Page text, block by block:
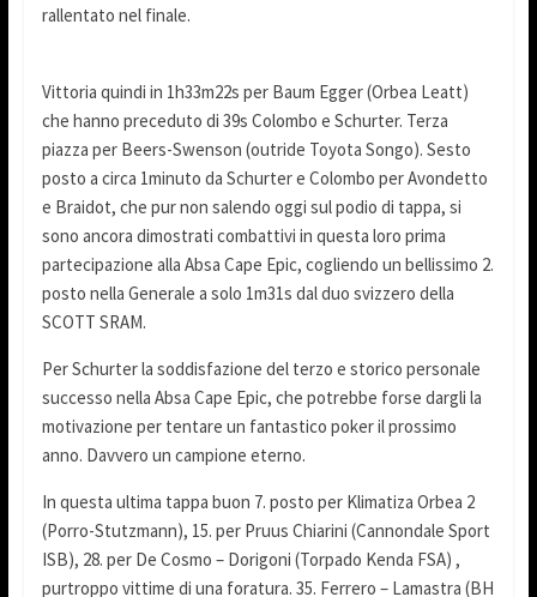
rallentato nel finale.
Vittoria quindi in 1h33m22s per Baum Egger (Orbea Leatt)
che hanno preceduto di 39s Colombo e Schurter. Terza
piazza per Beers-Swenson (outride Toyota Songo). Sesto
posto a circa 1minuto da Schurter e Colombo per Avondetto
e Braidot, che pur non salendo oggi sul podio di tappa, si
sono ancora dimostrati combattivi in questa loro prima
partecipazione alla Absa Cape Epic, cogliendo un bellissimo 2.
posto nella Generale a solo 1m31s dal duo svizzero della
SCOTT SRAM.
Per Schurter la soddisfazione del terzo e storico personale
successo nella Absa Cape Epic, che potrebbe forse dargli la
motivazione per tentare un fantastico poker il prossimo
anno. Davvero un campione eterno.
In questa ultima tappa buon 7. posto per Klimatiza Orbea 2
(Porro-Stutzmann), 15. per Pruus Chiarini (Cannondale Sport
ISB), 28. per De Cosmo – Dorigoni (Torpado Kenda FSA) ,
purtroppo vittime di una foratura. 35. Ferrero – Lamastra (BH